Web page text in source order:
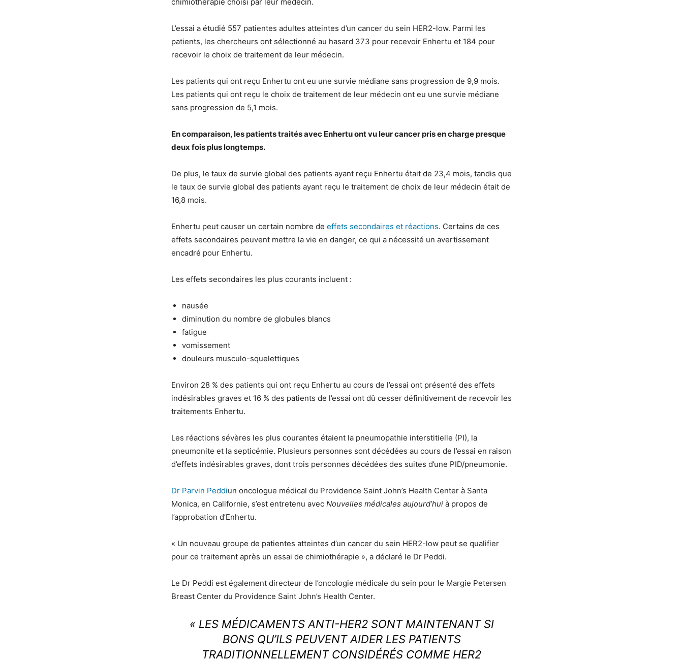
L’essai a étudié 557 patientes adultes atteintes d’un cancer du sein HER2-low. Parmi les
patients, les chercheurs ont sélectionné au hasard 373 pour recevoir Enhertu et 184 pour
recevoir le choix de traitement de leur médecin.
Les patients qui ont reçu Enhertu ont eu une survie médiane sans progression de 9,9 mois.
Les patients qui ont reçu le choix de traitement de leur médecin ont eu une survie médiane
sans progression de 5,1 mois.
En comparaison, les patients traités avec Enhertu ont vu leur cancer pris en charge presque
deux fois plus longtemps.
De plus, le taux de survie global des patients ayant reçu Enhertu était de 23,4 mois, tandis que
le taux de survie global des patients ayant reçu le traitement de choix de leur médecin était de
16,8 mois.
Enhertu peut causer un certain nombre de effets secondaires et réactions. Certains de ces
effets secondaires peuvent mettre la vie en danger, ce qui a nécessité un avertissement
encadré pour Enhertu.
Les effets secondaires les plus courants incluent :
nausée
diminution du nombre de globules blancs
fatigue
vomissement
douleurs musculo-squelettiques
Environ 28 % des patients qui ont reçu Enhertu au cours de l’essai ont présenté des effets
indésirables graves et 16 % des patients de l’essai ont dû cesser définitivement de recevoir les
traitements Enhertu.
Les réactions sévères les plus courantes étaient la pneumopathie interstitielle (PI), la
pneumonite et la septicémie. Plusieurs personnes sont décédées au cours de l’essai en raison
d’effets indésirables graves, dont trois personnes décédées des suites d’une PID/pneumonie.
Dr Parvin Peddiun oncologue médical du Providence Saint John’s Health Center à Santa
Monica, en Californie, s’est entretenu avec Nouvelles médicales aujourd’hui à propos de
l’approbation d’Enhertu.
« Un nouveau groupe de patientes atteintes d’un cancer du sein HER2-low peut se qualifier
pour ce traitement après un essai de chimiothérapie », a déclaré le Dr Peddi.
Le Dr Peddi est également directeur de l’oncologie médicale du sein pour le Margie Petersen
Breast Center du Providence Saint John’s Health Center.
« LES MÉDICAMENTS ANTI-HER2 SONT MAINTENANT SI
BONS QU’ILS PEUVENT AIDER LES PATIENTS
TRADITIONNELLEMENT CONSIDÉRÉS COMME HER2